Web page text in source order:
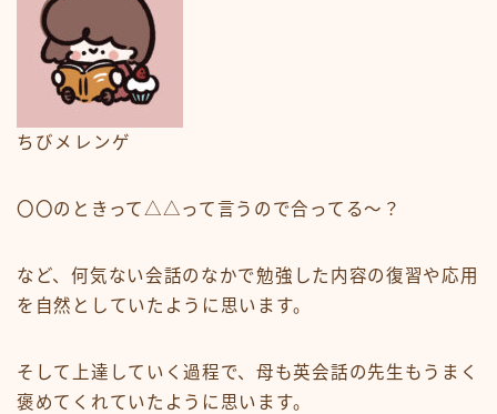
ちびメレンゲ
〇〇のときって△△って言うので合ってる〜？
など、何気ない会話のなかで勉強した内容の復習や応用
を自然としていた ように思います。
そして上達していく過程で、母も英会話の先生も うまく
褒めてくれていた ように思います。